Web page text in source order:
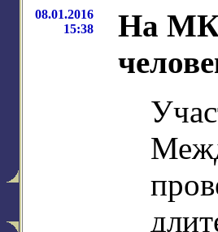
08.01.2016
15:38
На